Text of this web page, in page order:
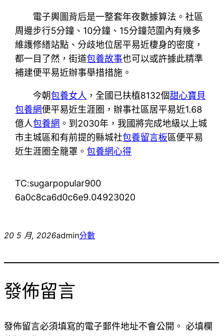
電子輿圖背后是一整套年夜數據算法。社區
周邊步行5分鐘、10分鐘、15分鐘范圍內有幾多
維護修繕站點、分歧地位居平易近棲身的密度，
都一目了然，街道包養故事也可以或許據此精準
補建便平易近辦事舉措措施。
今朝包養女人 ，全國已扶植8132個甜心寶貝
包養網便平易近生涯圈，辦事社區居平易近1.68
億人包養網 。到2030年，我國將完成地級以上城
市主城區和有前提的縣城社包養留言板區便平易
近生涯圈全籠罩。包養網心得
TC:sugarpopular900
6a0c8ca6d0c6e9.04923020
20 5 月, 2026admin分數
發佈留言
發佈留言必須填寫的電子郵件地址不會公開。 必填欄